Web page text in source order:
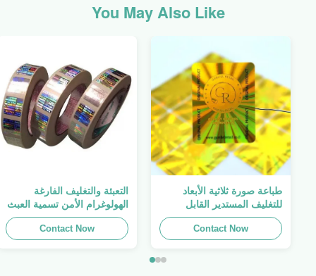
You May Also Like
طباعة صورة ثلاثية الأبعاد
للتغليف المستدير القابل
للطباعة ، الملصق الأصلي ،
صفائح لاصقة ذاتية اللصق
Contact Now
التعبئة والتغليف الفارغة
الهولوغرام الأمن تسمية العبث
واضح ملصق الهولوغرام شعار
الليزر
Contact Now